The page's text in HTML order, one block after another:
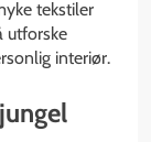
tekstiler
utforske
interiør.